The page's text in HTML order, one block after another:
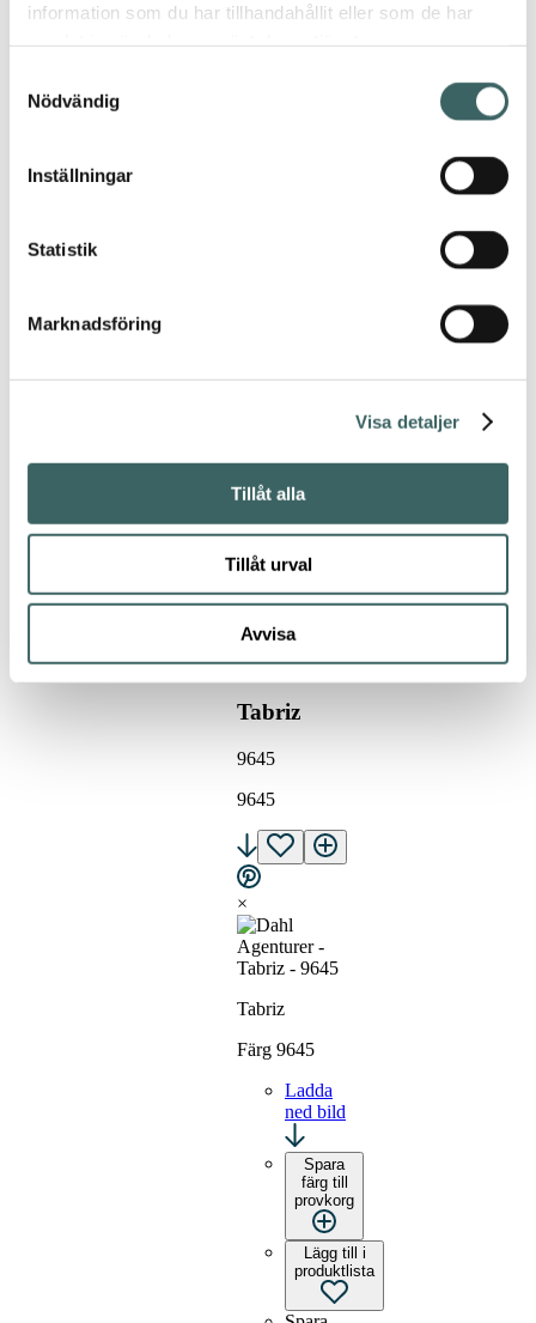
information som du har tillhandahållit eller som de har
Nödvändig
Inställningar
Statistik
Marknadsföring
Visa detaljer
Tillåt alla
Tillåt urval
Avvisa
Fungerar
provkorg.Ladda
hjälp av Lägg till i
din moodboard med
Tabriz
9645
9645
×
Tabriz
Färg 9645
Ladda
ned bild
Spara
färg till
provkorg
Lägg till i
produktlista